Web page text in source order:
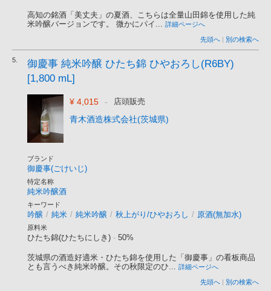
高知の銘酒「美丈夫」の夏酒、こちらは全量山田錦を使用した純
米吟醸バージョンです。 微かにパイ... 詳細ページへ
先頭へ | 別の検索へ
5.
御慶事 純米吟醸 ひたち錦 ひやおろし(R6BY)
[1,800 mL]
¥ 4,015 - 店頭販売
青木酒造株式会社(茨城県)
ブランド
御慶事(ごけいじ)
特定名称
純米吟醸酒
キーワード
吟醸 / 純米 / 純米吟醸 / 秋上がり/ひやおろし / 原酒(無加水)
原料米
ひたち錦(ひたちにしき) - 50%
茨城県の酒造好適米・ひたち錦を使用した「御慶事」の看板商品
とも言うべき純米吟醸。その秋限定のひ... 詳細ページへ
先頭へ | 別の検索へ